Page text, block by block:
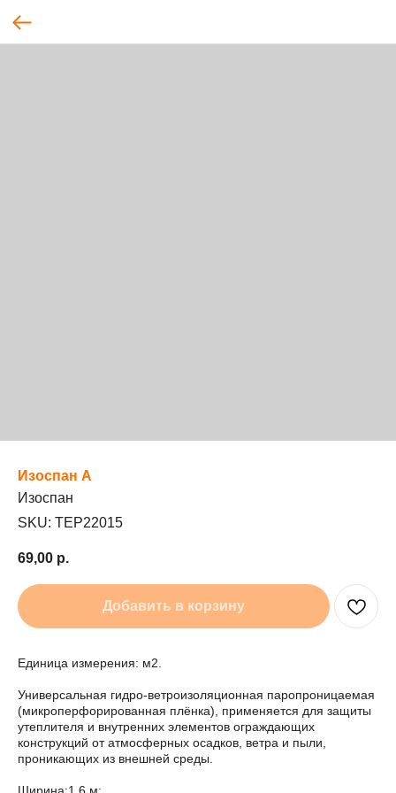
Изоспан А
Изоспан
SKU: TEP22015
69,00 р.
Добавить в корзину
Единица измерения: м2.
Универсальная гидро-ветроизоляционная паропроницаемая
(микроперфорированная плёнка), применяется для защиты
утеплителя и внутренних элементов ограждающих
конструкций от атмосферных осадков, ветра и пыли,
проникающих из внешней среды.